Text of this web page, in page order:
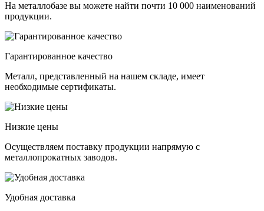
На металлобазе вы можете найти почти 10 000 наименований
продукции.
Гарантированное качество
Металл, представленный на нашем складе, имеет
необходимые сертификаты.
Низкие цены
Осуществляем поставку продукции напрямую с
металлопрокатных заводов.
Удобная доставка